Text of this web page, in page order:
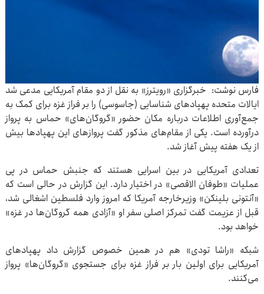
فارس نوشت: خبرگزاری «رویترز» به نقل از دو مقام آمریکایی مدعی شد
ایالات متحده پهپادهای شناسایی (جاسوسی) را بر فراز غزه برای کمک به
جمع‌آوری اطلاعات درباره مکان حضور «گروگان‌های» حماس به پرواز
درآورده است. یکی از مقام‌های مذکور گفت پروازهای این پهپادها بیش
از یک هفته پیش آغاز شد.
تعدادی آمریکایی در بین اسرایی هستند که جنبش حماس در پی
عملیات «طوفان الاقصی» در اختیار دارد. این گزارش در حالی است که
«آنتونی بلینکن» وزیرخارجه آمریکا که امروز وارد فلسطین اشغالی شد،
قبل از عزیمت گفت تمرکز اصلی سفر او «آزادی همه گروگان‌ها در غزه»
خواهد بود.
شبکه «راشا تودی» هم در همین خصوص گزارش داد پهپادهای
آمریکایی برای اولین بار بر فراز غزه برای جستجوی «گروگان‌ها» پرواز
می‌کنند.